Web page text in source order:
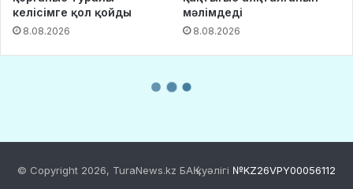
© Copyright 2026, TuraNews.kz БАҚ куәлігі №KZ26VPY00056112